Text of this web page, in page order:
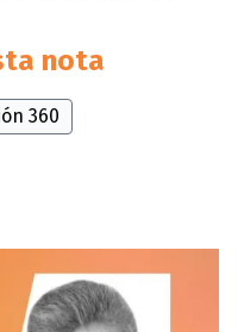
nota
360